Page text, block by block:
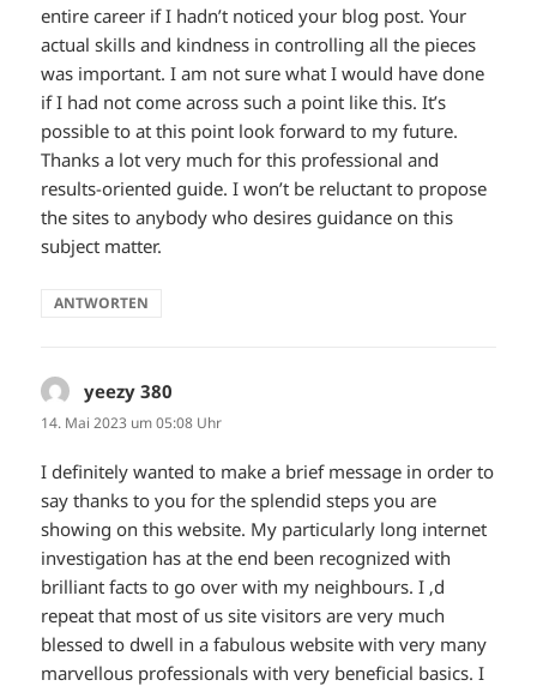
entire career if I hadn’t noticed your blog post. Your
actual skills and kindness in controlling all the pieces
was important. I am not sure what I would have done
if I had not come across such a point like this. It’s
possible to at this point look forward to my future.
Thanks a lot very much for this professional and
results-oriented guide. I won’t be reluctant to propose
the sites to anybody who desires guidance on this
subject matter.
ANTWORTEN
yeezy 380
14. Mai 2023 um 05:08 Uhr
I definitely wanted to make a brief message in order to
say thanks to you for the splendid steps you are
showing on this website. My particularly long internet
investigation has at the end been recognized with
brilliant facts to go over with my neighbours. I ‚d
repeat that most of us site visitors are very much
blessed to dwell in a fabulous website with very many
marvellous professionals with very beneficial basics. I